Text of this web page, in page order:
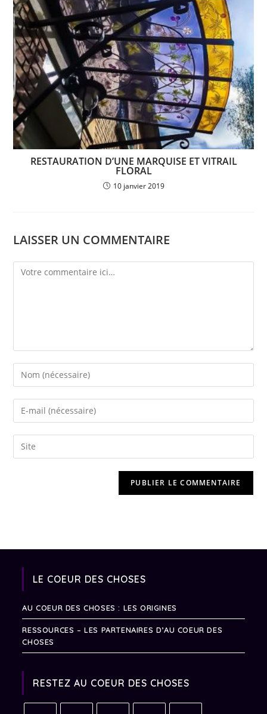
RESTAURATION D’UNE MARQUISE ET VITRAIL
FLORAL
10 janvier 2019
LAISSER UN COMMENTAIRE
LE COEUR DES CHOSES
AU COEUR DES CHOSES : LES ORIGINES
RESSOURCES – LES PARTENAIRES D’AU COEUR DES
CHOSES
RESTEZ AU COEUR DES CHOSES